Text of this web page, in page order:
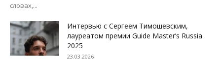
словах,...
Интервью с Сергеем Тимошевским,
лауреатом премии Guide Master’s Russia
2025
23.03.2026